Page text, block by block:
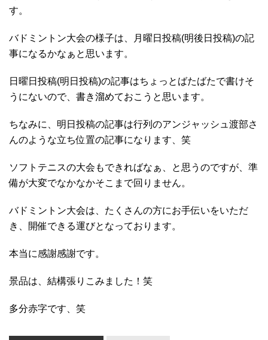
す。
バドミントン大会の様子は、月曜日投稿(明後日投稿)の記
事になるかなぁと思います。
日曜日投稿(明日投稿)の記事はちょっとばたばたで書けそ
うにないので、書き溜めておこうと思います。
ちなみに、明日投稿の記事は行列のアンジャッシュ渡部さ
んのような立ち位置の記事になります、笑
ソフトテニスの大会もできればなぁ、と思うのですが、準
備が大変でなかなかそこまで回りません。
バドミントン大会は、たくさんの方にお手伝いをいただ
き、開催できる運びとなっております。
本当に感謝感謝です。
景品は、結構張りこみました！笑
多分赤字です、笑